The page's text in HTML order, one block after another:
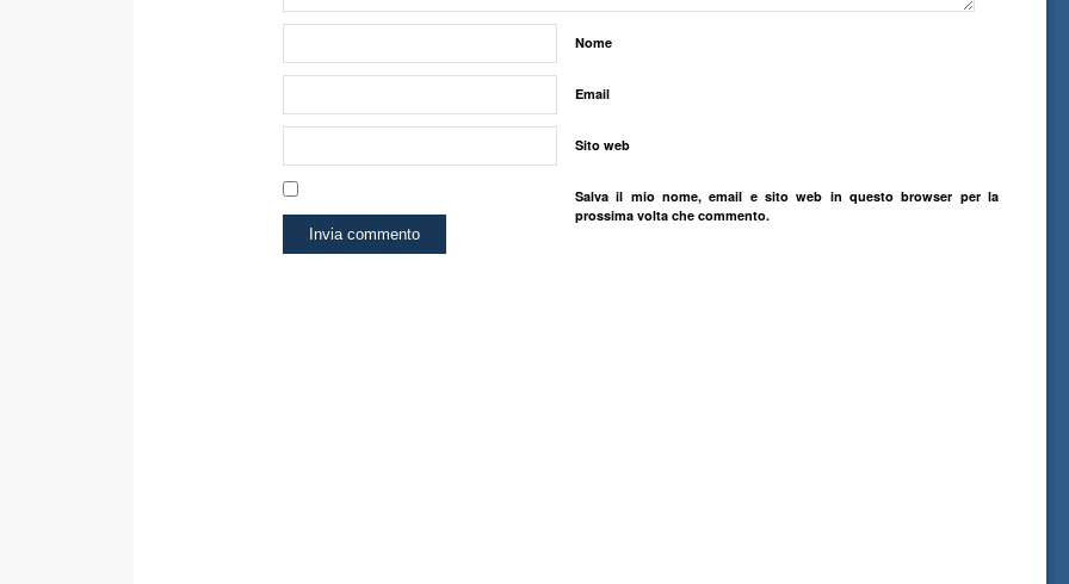
Nome
Email
Sito web
Salva il mio nome, email e sito web in questo browser per la
prossima volta che commento.